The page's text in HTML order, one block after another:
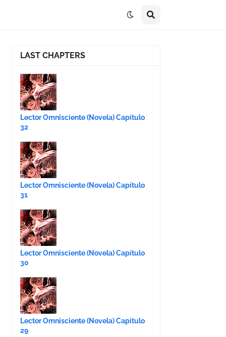
LAST CHAPTERS
Lector Omnisciente (Novela) Capítulo
32
Lector Omnisciente (Novela) Capítulo
31
Lector Omnisciente (Novela) Capítulo
30
Lector Omnisciente (Novela) Capítulo
29